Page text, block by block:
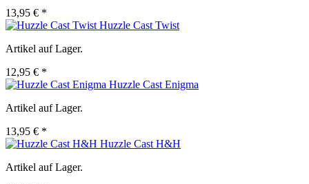
13,95 € *
Huzzle Cast Twist
Artikel auf Lager.
12,95 € *
Huzzle Cast Enigma
Artikel auf Lager.
13,95 € *
Huzzle Cast H&H
Artikel auf Lager.